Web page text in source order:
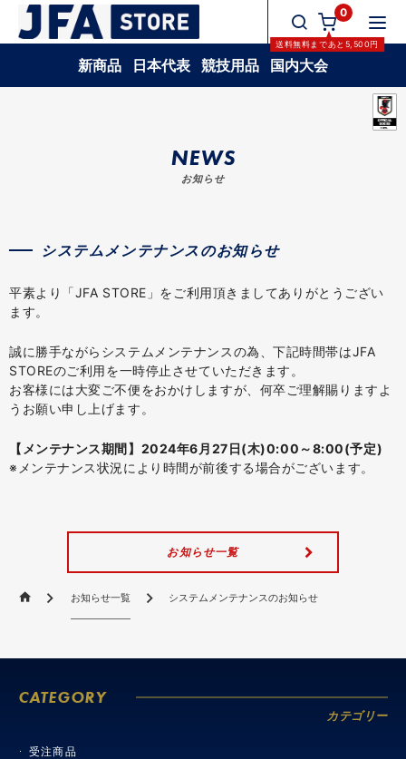
0
送料無料まであと 5,500円
新商品 日本代表 競技用品 国内大会
CATEGORY
カテゴリー
受注商品
NEWS
お知らせ
システムメンテナンスのお知らせ
平素より「JFA STORE」をご利用頂きましてありがとうござい
ます。
誠に勝手ながらシステムメンテナンスの為、下記時間帯はJFA
STOREのご利用を一時停止させていただきます。
お客様には大変ご不便をおかけしますが、何卒ご理解賜りますよ
うお願い申し上げます。
【メンテナンス期間】2024年6月27日(木)0:00～8:00(予定)
※メンテナンス状況により時間が前後する場合がございます。
お知らせ一覧
お知らせ一覧 システムメンテナンスのお知らせ